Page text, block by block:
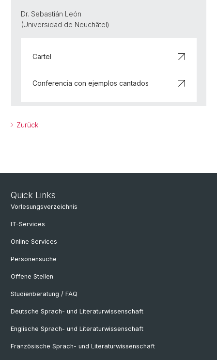
Dr. Sebastián León
(Universidad de Neuchâtel)
Cartel
Conferencia con ejemplos cantados
Zurück
Quick Links
Vorlesungsverzeichnis
IT-Services
Online Services
Personensuche
Offene Stellen
Studienberatung / FAQ
Deutsche Sprach- und Literaturwissenschaft
Englische Sprach- und Literaturwissenschaft
Französische Sprach- und Literaturwissenschaft